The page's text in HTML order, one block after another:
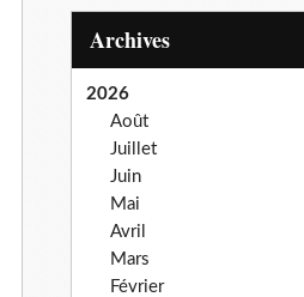
Archives
2026
Août
Juillet
Juin
Mai
Avril
Mars
Février